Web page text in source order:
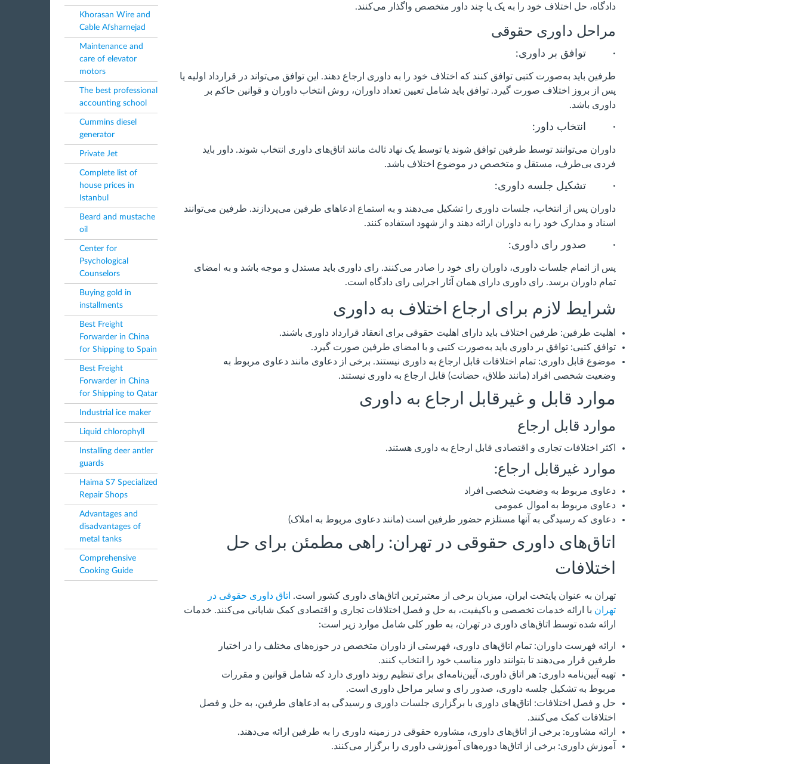
Khorasan Wire and
Cable Afsharnejad
Maintenance and
care of elevator
motors
The best professional
accounting school
Cummins diesel
generator
Private Jet
Complete list of
house prices in
Istanbul
Beard and mustache
oil
Center for
Psychological
Counselors
Buying gold in
installments
Best Freight
Forwarder in China
for Shipping to Spain
Best Freight
Forwarder in China
for Shipping to Qatar
Industrial ice maker
Liquid chlorophyll
Installing deer antler
guards
Haima S7 Specialized
Repair Shops
Advantages and
disadvantages of
metal tanks
Comprehensive
Cooking Guide
دادگاه، حل اختلاف خود را به یک یا چند داور متخصص واگذار می‌کنند.
مراحل داوری حقوقی
· توافق بر داوری:
طرفین باید به‌صورت کتبی توافق کنند که اختلاف خود را به داوری ارجاع دهند. این توافق می‌تواند در قرارداد اولیه یا
پس از بروز اختلاف صورت گیرد. توافق باید شامل تعیین تعداد داوران، روش انتخاب داوران و قوانین حاکم بر
داوری باشد.
· انتخاب داور:
داوران می‌توانند توسط طرفین توافق شوند یا توسط یک نهاد ثالث مانند اتاق‌های داوری انتخاب شوند. داور باید
فردی بی‌طرف، مستقل و متخصص در موضوع اختلاف باشد.
· تشکیل جلسه داوری:
داوران پس از انتخاب، جلسات داوری را تشکیل می‌دهند و به استماع ادعاهای طرفین می‌پردازند. طرفین می‌توانند
اسناد و مدارک خود را به داوران ارائه دهند و از شهود استفاده کنند.
· صدور رای داوری:
پس از اتمام جلسات داوری، داوران رای خود را صادر می‌کنند. رای داوری باید مستدل و موجه باشد و به امضای
تمام داوران برسد. رای داوری دارای همان آثار اجرایی رای دادگاه است.
شرایط لازم برای ارجاع اختلاف به داوری
اهلیت طرفین: طرفین اختلاف باید دارای اهلیت حقوقی برای انعقاد قرارداد داوری باشند.
توافق کتبی: توافق بر داوری باید به‌صورت کتبی و با امضای طرفین صورت گیرد.
موضوع قابل داوری: تمام اختلافات قابل ارجاع به داوری نیستند. برخی از دعاوی مانند دعاوی مربوط به
وضعیت شخصی افراد (مانند طلاق، حضانت) قابل ارجاع به داوری نیستند.
موارد قابل و غیرقابل ارجاع به داوری
موارد قابل ارجاع
اکثر اختلافات تجاری و اقتصادی قابل ارجاع به داوری هستند.
موارد غیرقابل ارجاع:
دعاوی مربوط به وضعیت شخصی افراد
دعاوی مربوط به اموال عمومی
دعاوی که رسیدگی به آنها مستلزم حضور طرفین است (مانند دعاوی مربوط به املاک)
اتاق‌های داوری حقوقی در تهران: راهی مطمئن برای حل
اختلافات
تهران به عنوان پایتخت ایران، میزبان برخی از معتبرترین اتاق‌های داوری کشور است. اتاق داوری حقوقی در
تهران با ارائه خدمات تخصصی و باکیفیت، به حل و فصل اختلافات تجاری و اقتصادی کمک شایانی می‌کنند. خدمات
ارائه شده توسط اتاق‌های داوری در تهران، به طور کلی شامل موارد زیر است:
ارائه فهرست داوران: تمام اتاق‌های داوری، فهرستی از داوران متخصص در حوزه‌های مختلف را در اختیار
طرفین قرار می‌دهند تا بتوانند داور مناسب خود را انتخاب کنند.
تهیه آیین‌نامه داوری: هر اتاق داوری، آیین‌نامه‌ای برای تنظیم روند داوری دارد که شامل قوانین و مقررات
مربوط به تشکیل جلسه داوری، صدور رای و سایر مراحل داوری است.
حل و فصل اختلافات: اتاق‌های داوری با برگزاری جلسات داوری و رسیدگی به ادعاهای طرفین، به حل و فصل
اختلافات کمک می‌کنند.
ارائه مشاوره: برخی از اتاق‌های داوری، مشاوره حقوقی در زمینه داوری را به طرفین ارائه می‌دهند.
آموزش داوری: برخی از اتاق‌ها دوره‌های آموزشی داوری را برگزار می‌کنند.